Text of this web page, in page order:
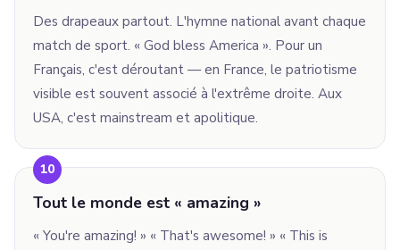
Des drapeaux partout. L'hymne national avant chaque
match de sport. « God bless America ». Pour un
Français, c'est déroutant — en France, le patriotisme
visible est souvent associé à l'extrême droite. Aux
USA, c'est mainstream et apolitique.
10
Tout le monde est « amazing »
« You're amazing! » « That's awesome! » « This is